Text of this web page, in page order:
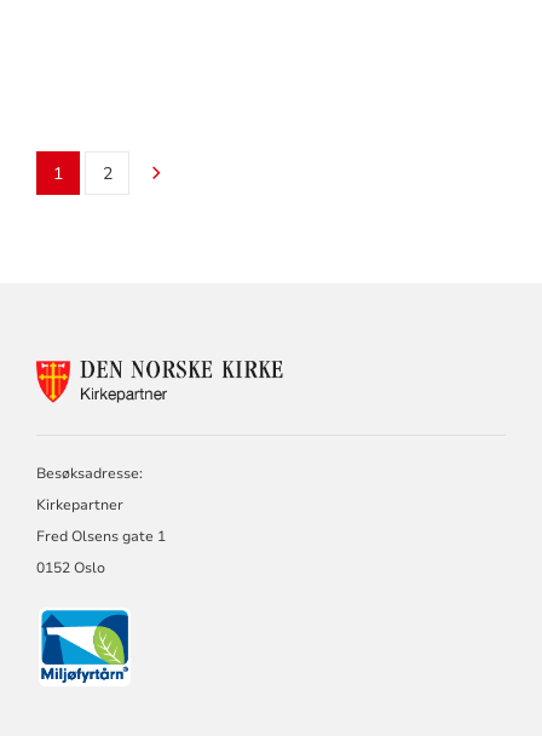
1 2
Besøksadresse:
Kirkepartner
Fred Olsens gate 1
0152 Oslo